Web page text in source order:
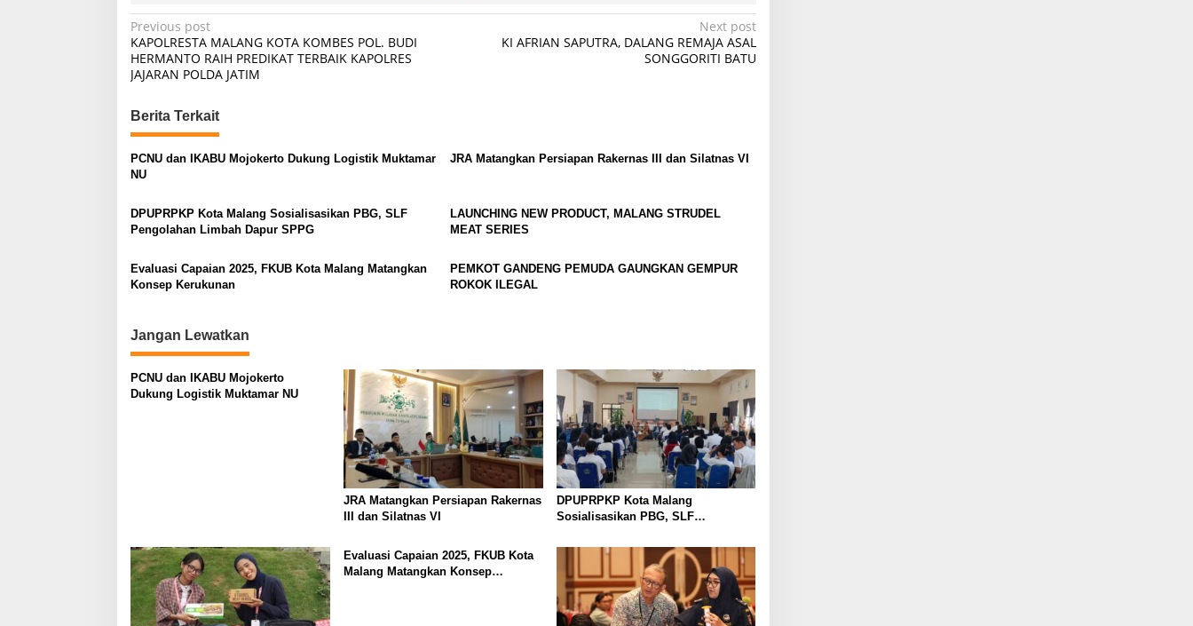
P
o
s
t
n
a
v
i
g
t
o
n
Previous post
KAPOLRESTA MALANG KOTA KOMBES POL. BUDI
HERMANTO RAIH PREDIKAT TERBAIK KAPOLRES
JAJARAN POLDA JATIM
Next post
KI AFRIAN SAPUTRA, DALANG REMAJA ASAL
SONGGORITI BATU
Berita Terkait
PCNU dan IKABU Mojokerto Dukung Logistik Muktamar
NU
JRA Matangkan Persiapan Rakernas III dan Silatnas VI
DPUPRPKP Kota Malang Sosialisasikan PBG, SLF
Pengolahan Limbah Dapur SPPG
LAUNCHING NEW PRODUCT, MALANG STRUDEL
MEAT SERIES
Evaluasi Capaian 2025, FKUB Kota Malang Matangkan
Konsep Kerukunan
PEMKOT GANDENG PEMUDA GAUNGKAN GEMPUR
ROKOK ILEGAL
Jangan Lewatkan
PCNU dan IKABU Mojokerto
Dukung Logistik Muktamar NU
JRA Matangkan Persiapan Rakernas
III dan Silatnas VI
DPUPRPKP Kota Malang
Sosialisasikan PBG, SLF
Evaluasi Capaian 2025, FKUB Kota
Malang Matangkan Konsep